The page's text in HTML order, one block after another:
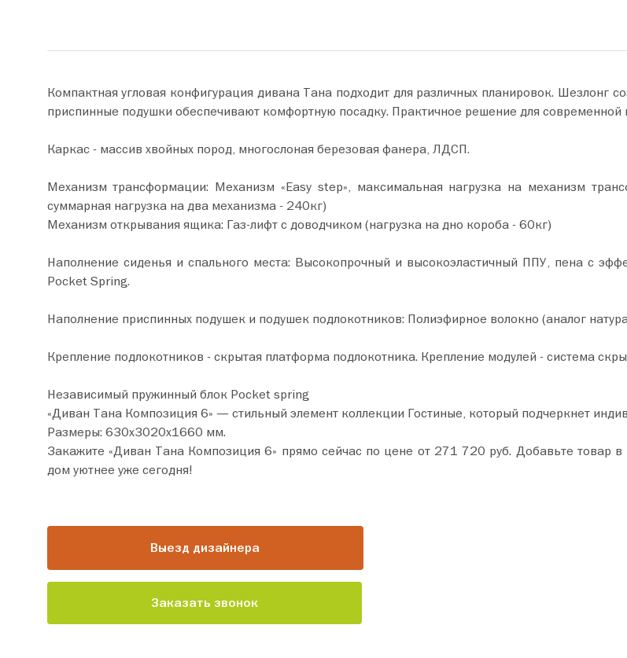
Компактная угловая конфигурация дивана Тана подходит для различных планировок. Шезлонг
приспинные подушки обеспечивают комфортную посадку. Практичное решение для современной
Каркас - массив хвойных пород, многослоная березовая фанера, ЛДСП.
Механизм трансформации: Механизм «Easy step», максимальная нагрузка на механизм
суммарная нагрузка на два механизма - 240кг)
Механизм открывания ящика: Газ-лифт с доводчиком (нагрузка на дно короба - 60кг)
Наполнение сиденья и спального места: Высокопрочный и высокоэластичный ППУ, пена с
Рocket Spring.
Наполнение приспинных подушек и подушек подлокотников: Полиэфирное волокно (аналог
Крепление подлокотников - скрытая платформа подлокотника. Крепление модулей - система
Независимый пружинный блок Pocket spring
«Диван Тана Композиция 6» — стильный элемент коллекции Гостиные, который подчеркнет
Размеры: 630х3020х1660 мм.
Закажите «Диван Тана Композиция 6» прямо сейчас по цене от 271 720 руб. Добавьте товар в корзину и оформите покупку всего за пару минут. Сделайте ваш
дом уютнее уже сегодня!
Выезд дизайнера
Заказать звонок